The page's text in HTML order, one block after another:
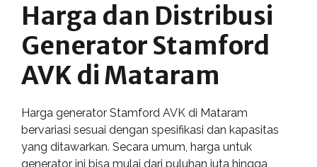
Harga dan Distribusi
Generator Stamford
AVK di Mataram
Harga generator Stamford AVK di Mataram
bervariasi sesuai dengan spesifikasi dan kapasitas
yang ditawarkan. Secara umum, harga untuk
generator ini bisa mulai dari puluhan juta hingga